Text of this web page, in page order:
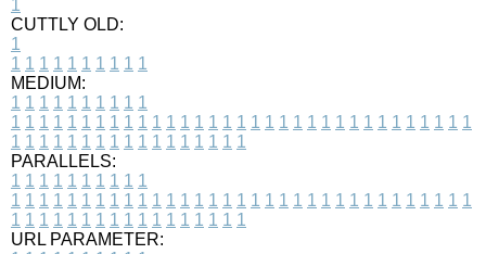
1
CUTTLY OLD:
1
1 1 1 1 1 1 1 1 1 1
MEDIUM:
1 1 1 1 1 1 1 1 1 1
1 1 1 1 1 1 1 1 1 1 1 1 1 1 1 1 1 1 1 1 1 1 1 1 1 1 1 1 1 1 1 1 1
1 1 1 1 1 1 1 1 1 1 1 1 1 1 1 1 1
PARALLELS:
1 1 1 1 1 1 1 1 1 1
1 1 1 1 1 1 1 1 1 1 1 1 1 1 1 1 1 1 1 1 1 1 1 1 1 1 1 1 1 1 1 1 1
1 1 1 1 1 1 1 1 1 1 1 1 1 1 1 1 1
URL PARAMETER: